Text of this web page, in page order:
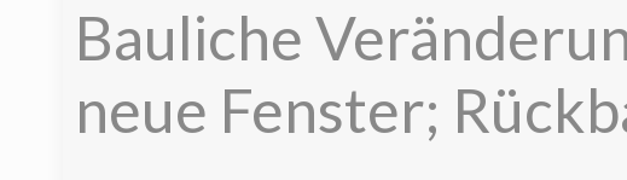
Bauliche
neue Fenster;